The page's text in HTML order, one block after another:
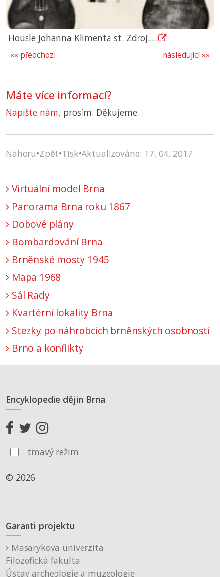
Housle Johanna Klimenta st. Zdroj:...
následující »»
«« předchozí
Máte více informací?
Napište nám, prosím. Děkujeme.
Nahoru•Zpět•Tisk•Aktualizováno: 17. 04. 2017
Virtuální model Brna
Panorama Brna roku 1867
Dobové plány
Bombardování Brna
Brněnské mosty 1945
Mapa 1968
Sál Rady
Kvartérní lokality Brna
Stezky po náhrobcích brněnských osobností
Brno a konflikty
Encyklopedie dějin Brna
tmavý režim
© 2026
Garanti projektu
Masarykova univerzita
Filozofická fakulta
Ústav archeologie a muzeologie